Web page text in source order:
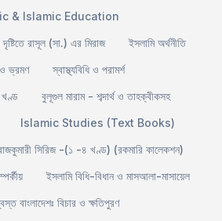
& Islamic Education
রাসূল (সা.) এর মিরাজ
ইসলামি অর্থনীতি
ও ভ্রমণ
স্বাস্থ্যবিধি ও পরামর্শ
খণ্ড
বুলূগুল মারাম - শব্দার্থ ও তাহক্বীকসহ
Islamic Studies (Text Books)
সিরিজ -(১ -৪ খণ্ড) (রকমারি কালেকশন)
ইসলামি বিধি-বিধান ও মাসআলা-মাসায়েল
বাংলাদেশঃ বিচার ও ক্ষতিপুরণ